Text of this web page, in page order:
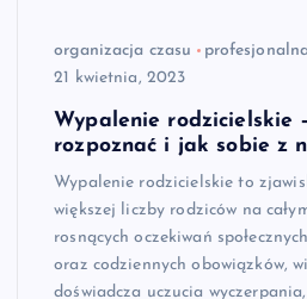
organizacja czasu
21 kwietnia, 2023
Wypalenie rodzicielskie
rozpoznać i jak sobie z
Wypalenie rodzicielskie to
większej liczby rodziców na
rosnących oczekiwań
oraz codziennych obowiązków,
doświadcza uczucia